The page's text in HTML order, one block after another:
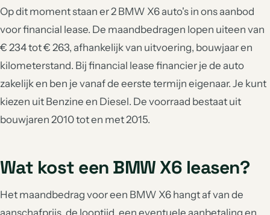
Op dit moment staan er 2 BMW X6 auto's in ons aanbod
voor financial lease. De maandbedragen lopen uiteen van
€ 234 tot € 263, afhankelijk van uitvoering, bouwjaar en
kilometerstand. Bij financial lease financier je de auto
zakelijk en ben je vanaf de eerste termijn eigenaar. Je kunt
kiezen uit Benzine en Diesel. De voorraad bestaat uit
bouwjaren 2010 tot en met 2015.
Wat kost een BMW X6 leasen?
Het maandbedrag voor een BMW X6 hangt af van de
aanschafprijs, de looptijd, een eventuele aanbetaling en